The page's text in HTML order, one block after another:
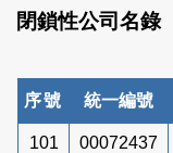
閉鎖性公司名錄
序號 統一編號
101 00072437